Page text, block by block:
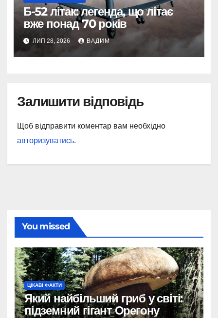
Б-52 літак: легенда, що літає
вже понад 70 років
ЛИП 28, 2026 ВАДИМ
Залишити відповідь
Щоб відправити коментар вам необхідно
авторизуватись.
You missed
ЦІКАВІ ФАКТИ
Який найбільший гриб у світі:
підземний гігант Орегону